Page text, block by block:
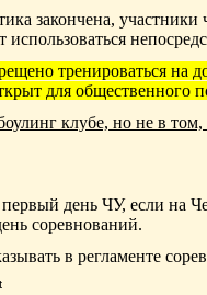
закончена,
тренироваться на
для общественного
клубе, но не в
день ЧУ, если на
соревнований.
в регламенте